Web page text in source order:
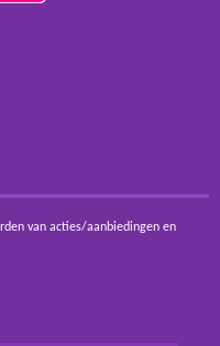
van acties/aanbiedingen en